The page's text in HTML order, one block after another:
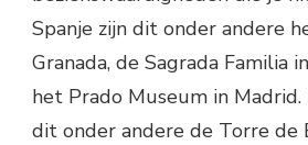
Spanje zijn dit onder andere
Granada, de Sagrada Familia
het Prado Museum in
dit onder andere de Torre de